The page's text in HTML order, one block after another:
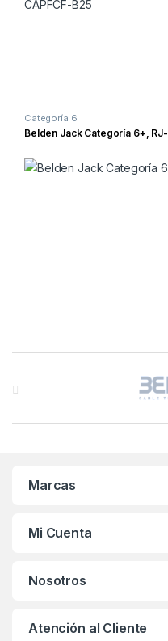
Categoría 6
Belden Jack Categoría 6+,
Marcas
Mi Cuenta
Nosotros
Atención al Cliente